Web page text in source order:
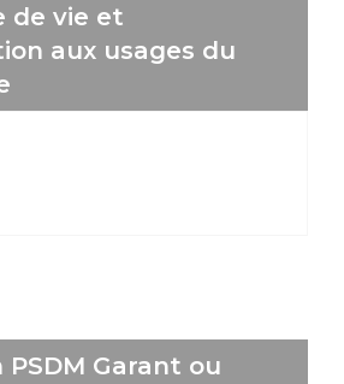
de vie et
aux usages du
Garant ou